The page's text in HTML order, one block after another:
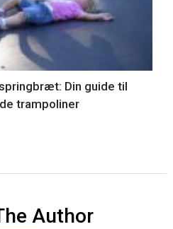
Din guide til
trampoliner
Author